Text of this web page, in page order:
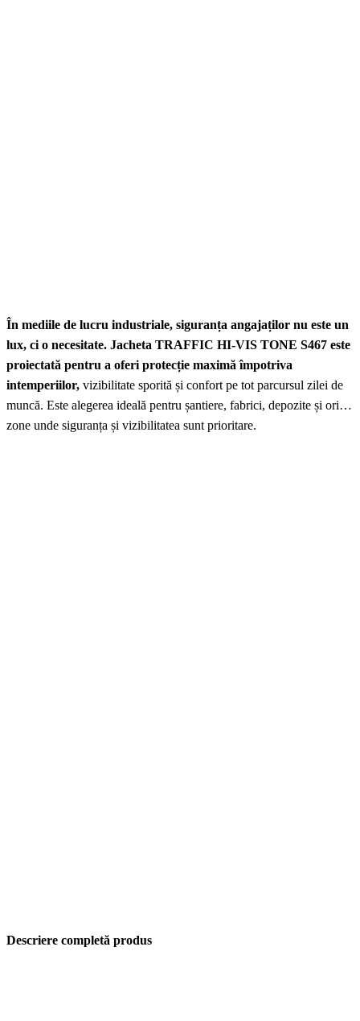
În mediile de lucru industriale, siguranța angajaților nu este un
lux, ci o necesitate. Jacheta TRAFFIC HI-VIS TONE S467 este
proiectată pentru a oferi protecție maximă împotriva
intemperiilor, vizibilitate sporită și confort pe tot parcursul zilei de
muncă. Este alegerea ideală pentru șantiere, fabrici, depozite și orice
zone unde siguranța și vizibilitatea sunt prioritare.
Descriere completă produs